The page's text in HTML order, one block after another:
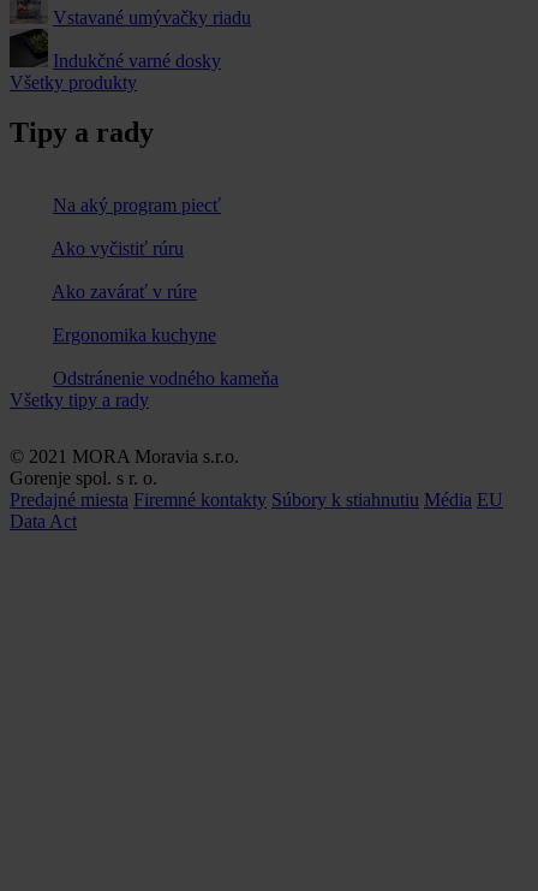
Vstavané umývačky riadu
Indukčné varné dosky
Všetky produkty
Tipy a rady
Na aký program piecť
Ako vyčistiť rúru
Ako zavárať v rúre
Ergonomika kuchyne
Odstránenie vodného kameňa
Všetky tipy a rady
© 2021 MORA Moravia s.r.o.
Gorenje spol. s r. o.
Predajné miesta Firemné kontakty Súbory k stiahnutiu Média EU
Data Act